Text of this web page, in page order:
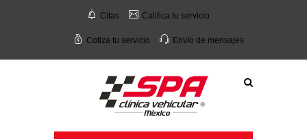
Citas Califica tu servicio
Cotiza tu servicio Envío de mensajes